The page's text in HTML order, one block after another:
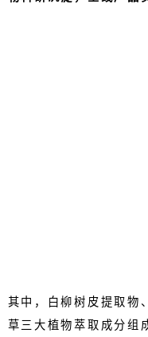
其中，白柳树皮提取物
草三大植物萃取成分组